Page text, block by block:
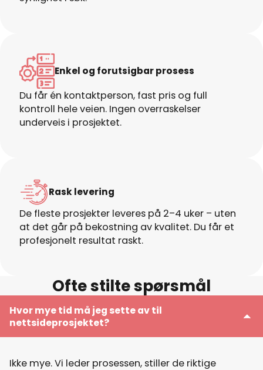
Enkel og forutsigbar prosess
Du får én kontaktperson, fast pris og full
kontroll hele veien. Ingen overraskelser
underveis i prosjektet.
Rask levering
De fleste prosjekter leveres på 2–4 uker – uten
at det går på bekostning av kvalitet. Du får et
profesjonelt resultat raskt.
Ofte stilte spørsmål
Hvor mye tid må jeg sette av til
nettsideprosjektet?
Ikke mye. Vi leder prosessen, stiller de riktige